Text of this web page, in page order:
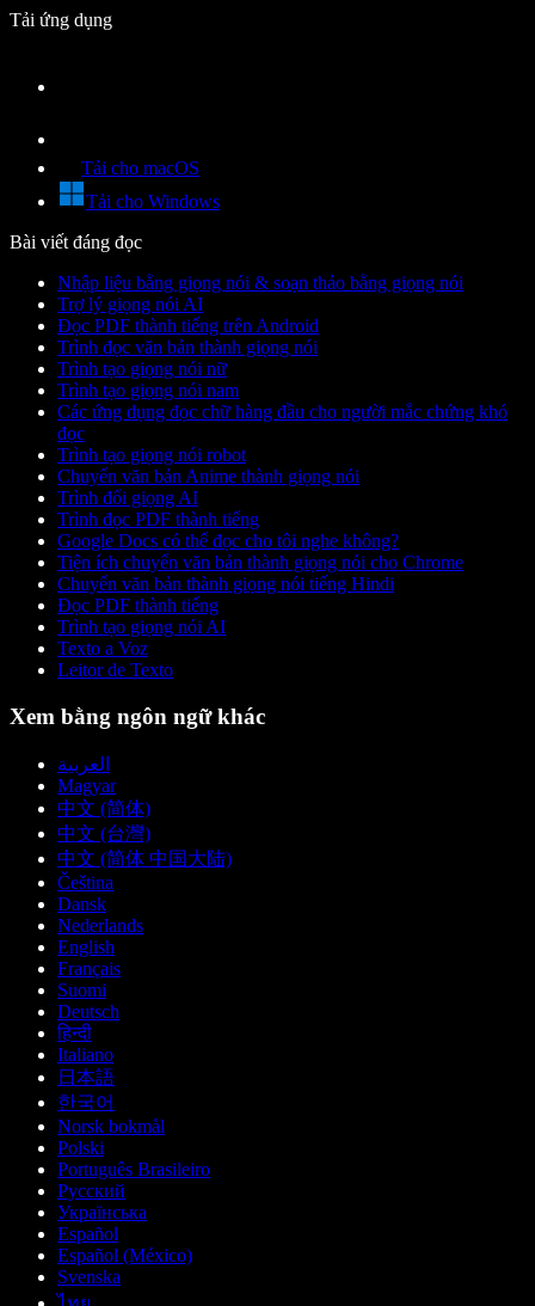
Tải ứng dụng
Tải cho macOS
Tải cho Windows
Bài viết đáng đọc
Nhập liệu bằng giọng nói & soạn thảo bằng giọng nói
Trợ lý giọng nói AI
Đọc PDF thành tiếng trên Android
Trình đọc văn bản thành giọng nói
Trình tạo giọng nói nữ
Trình tạo giọng nói nam
Các ứng dụng đọc chữ hàng đầu cho người mắc chứng khó
đọc
Trình tạo giọng nói robot
Chuyển văn bản Anime thành giọng nói
Trình đổi giọng AI
Trình đọc PDF thành tiếng
Google Docs có thể đọc cho tôi nghe không?
Tiện ích chuyển văn bản thành giọng nói cho Chrome
Chuyển văn bản thành giọng nói tiếng Hindi
Đọc PDF thành tiếng
Trình tạo giọng nói AI
Texto a Voz
Leitor de Texto
Xem bằng ngôn ngữ khác
العربية
Magyar
中文 (简体)
中文 (台灣)
中文 (简体 中国大陆)
Čeština
Dansk
Nederlands
English
Français
Suomi
Deutsch
हिन्दी
Italiano
日本語
한국어
Norsk bokmål
Polski
Português Brasileiro
Русский
Українська
Español
Español (México)
Svenska